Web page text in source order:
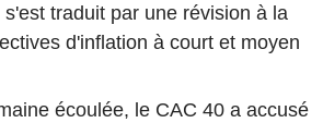
traduit par une révision à la
d'inflation à court et moyen
écoulée, le CAC 40 a accusé